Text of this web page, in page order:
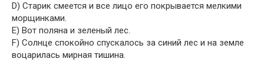
D) Старик смеется и все лицо его покрывается мелкими
морщинками.
E) Вот поляна и зеленый лес.
F) Солнце спокойно спускалось за синий лес и на земле
воцарилась мирная тишина.